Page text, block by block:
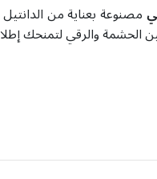
مصنوعة بعناية من الدانتيل
الحشمة والرقي لتمنحك